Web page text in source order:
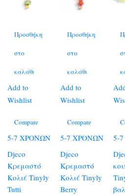
Προσθήκη
στο
καλάθι
Add to
Wishlist
Compare
5-7 ΧΡΟΝΩΝ
Djeco
Κρεμαστό
Κολιέ Tinyly
Tutti
Προσθήκη
στο
καλάθι
Add to
Wishlist
Compare
5-7 ΧΡΟΝΩΝ
Djeco
Κρεμαστό
Κολιέ Tinyly
Berry
5-